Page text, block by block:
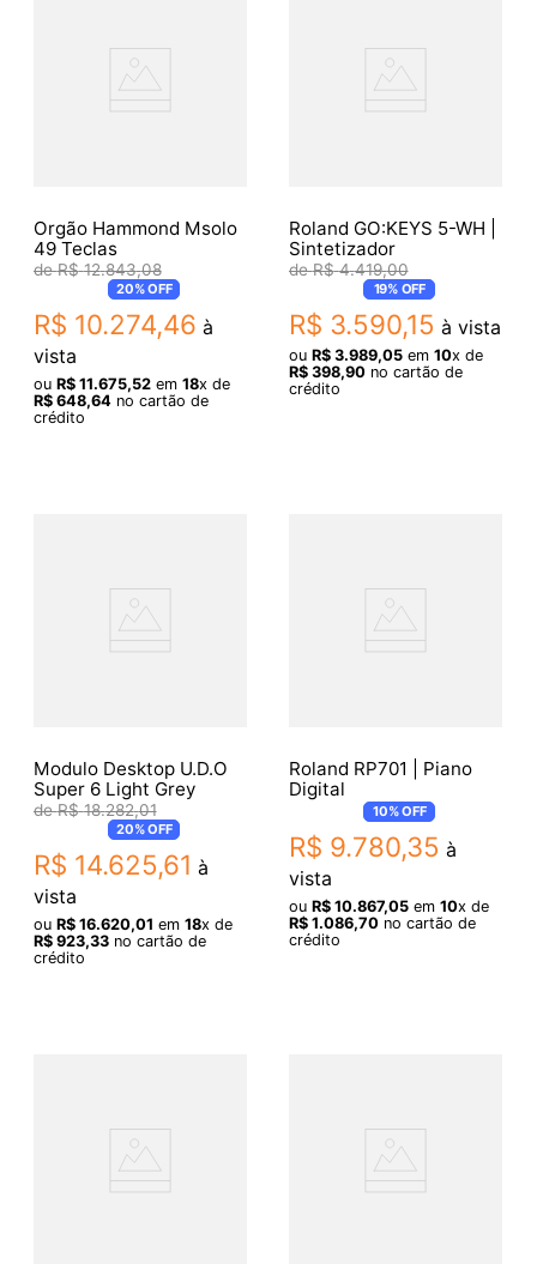
Orgão Hammond Msolo
49 Teclas
R$ 12.843,08
20%OFF
R$ 10.274,46 à
vista
ou R$ 11.675,52em 18x de
R$ 648,64no cartão de
crédito
Roland GO:KEYS 5-WH |
Sintetizador
R$ 4.419,00
19%OFF
R$ 3.590,15 à vista
ou R$ 3.989,05em 10x de
R$ 398,90no cartão de
crédito
Modulo Desktop U.D.O
Super 6 Light Grey
R$ 18.282,01
20%OFF
R$ 14.625,61 à
vista
ou R$ 16.620,01 em 18x de
R$ 923,33no cartão de
crédito
Roland RP701 | Piano
Digital
10%OFF
R$ 9.780,35 à
vista
ou R$ 10.867,05em 10x de
R$ 1.086,70no cartão de
crédito